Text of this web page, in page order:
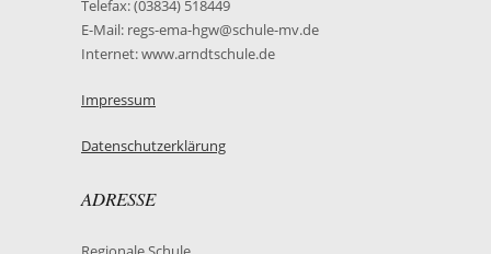
Telefax: (03834) 518449
E-Mail: regs-ema-hgw@schule-mv.de
Internet: www.arndtschule.de
Impressum
Datenschutzerklärung
ADRESSE